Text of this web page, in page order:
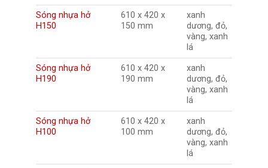
Sóng nhựa hở
H150
610 x 420 x
150 mm
xanh
dương, đỏ,
vàng, xanh
lá
Sóng nhựa hở
H190
610 x 420 x
190 mm
xanh
dương, đỏ,
vàng, xanh
lá
Sóng nhựa hở
H100
610 x 420 x
100 mm
xanh
dương, đỏ,
vàng, xanh
lá